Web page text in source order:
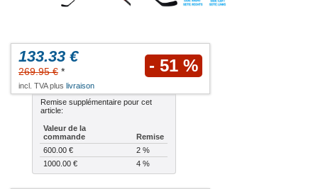
133.33 €
269.95 € * - 51 %
incl. TVA plus livraison
Remise supplémentaire pour cet
article:
Valeur de la
commande
Remise
600.00 €
2 %
1000.00 €
4 %